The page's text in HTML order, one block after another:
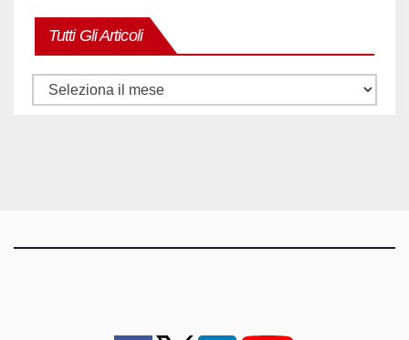
Tutti Gli Articoli
Tutti